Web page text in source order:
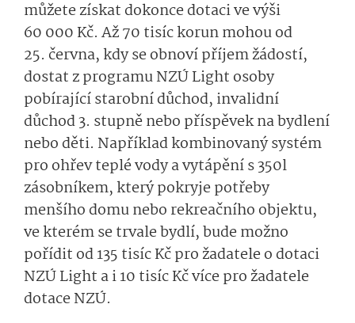
můžete získat dokonce dotaci ve výši
60 000 Kč. Až 70 tisíc korun mohou od
25. června, kdy se obnoví příjem žádostí,
dostat z programu NZÚ Light osoby
pobírající starobní důchod, invalidní
důchod 3. stupně nebo příspěvek na bydlení
nebo děti. Například kombinovaný systém
pro ohřev teplé vody a vytápění s 350l
zásobníkem, který pokryje potřeby
menšího domu nebo rekreačního objektu,
ve kterém se trvale bydlí, bude možno
pořídit od 135 tisíc Kč pro žadatele o dotaci
NZÚ Light a i 10 tisíc Kč více pro žadatele
dotace NZÚ.